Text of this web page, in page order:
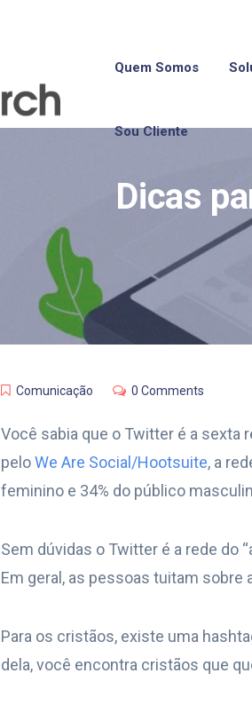
Quem Somos
Sou Cliente
Dicas
Comunicação 0 Comments
Você sabia que o Twitter é a sexta
peloWe Are Social/Hootsuite, a
feminino e 34% do público
Sem dúvidas o Twitter é a rede do
Em geral, as pessoas tuitam
Para os cristãos, existe uma
dela, você encontra cristãos que